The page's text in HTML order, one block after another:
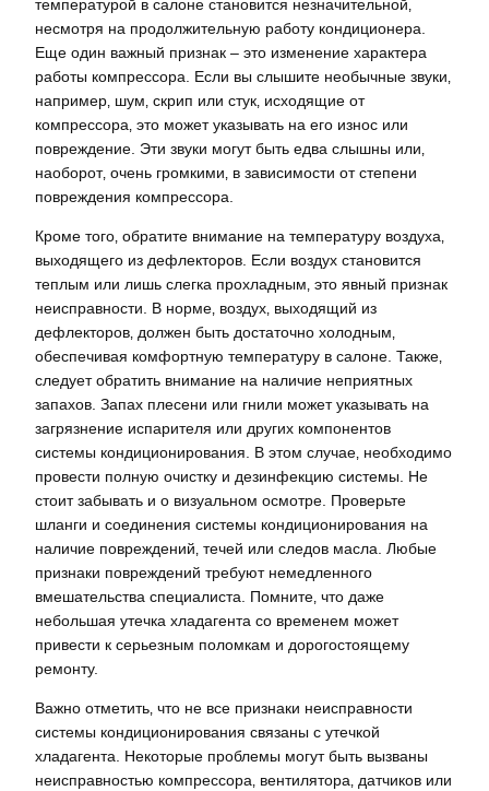
температурой в салоне становится незначительной‚
несмотря на продолжительную работу кондиционера.
Еще один важный признак – это изменение характера
работы компрессора. Если вы слышите необычные звуки‚
например‚ шум‚ скрип или стук‚ исходящие от
компрессора‚ это может указывать на его износ или
повреждение. Эти звуки могут быть едва слышны или‚
наоборот‚ очень громкими‚ в зависимости от степени
повреждения компрессора.
Кроме того‚ обратите внимание на температуру воздуха‚
выходящего из дефлекторов. Если воздух становится
теплым или лишь слегка прохладным‚ это явный признак
неисправности. В норме‚ воздух‚ выходящий из
дефлекторов‚ должен быть достаточно холодным‚
обеспечивая комфортную температуру в салоне. Также‚
следует обратить внимание на наличие неприятных
запахов. Запах плесени или гнили может указывать на
загрязнение испарителя или других компонентов
системы кондиционирования. В этом случае‚ необходимо
провести полную очистку и дезинфекцию системы. Не
стоит забывать и о визуальном осмотре. Проверьте
шланги и соединения системы кондиционирования на
наличие повреждений‚ течей или следов масла. Любые
признаки повреждений требуют немедленного
вмешательства специалиста. Помните‚ что даже
небольшая утечка хладагента со временем может
привести к серьезным поломкам и дорогостоящему
ремонту.
Важно отметить‚ что не все признаки неисправности
системы кондиционирования связаны с утечкой
хладагента. Некоторые проблемы могут быть вызваны
неисправностью компрессора‚ вентилятора‚ датчиков или